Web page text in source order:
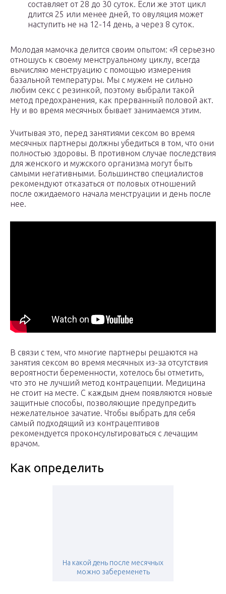
составляет от 28 до 30 суток. Если же этот цикл
длится 25 или менее дней, то овуляция может
наступить не на 12-14 день, а через 8 суток.
Молодая мамочка делится своим опытом: «Я серьезно
отношусь к своему менструальному циклу, всегда
вычисляю менструацию с помощью измерения
базальной температуры. Мы с мужем не сильно
любим секс с резинкой, поэтому выбрали такой
метод предохранения, как прерванный половой акт.
Ну и во время месячных бывает занимаемся этим.
Учитывая это, перед занятиями сексом во время
месячных партнеры должны убедиться в том, что они
полностью здоровы. В противном случае последствия
для женского и мужского организма могут быть
самыми негативными. Большинство специалистов
рекомендуют отказаться от половых отношений
после ожидаемого начала менструации и день после
нее.
В связи с тем, что многие партнеры решаются на
занятия сексом во время месячных из-за отсутствия
вероятности беременности, хотелось бы отметить,
что это не лучший метод контрацепции. Медицина
не стоит на месте. С каждым днем появляются новые
защитные способы, позволяющие предупредить
нежелательное зачатие. Чтобы выбрать для себя
самый подходящий из контрацептивов
рекомендуется проконсультироваться с лечащим
врачом.
Как определить
На какой день после месячных
можно забеременеть